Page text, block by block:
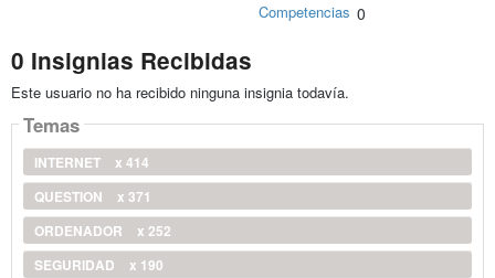
Competencias 0
0 Insignias Recibidas
Este usuario no ha recibido ninguna insignia todavía.
Temas
INTERNET
x 414
QUESTION
x 371
ORDENADOR
x 252
SEGURIDAD
x 190